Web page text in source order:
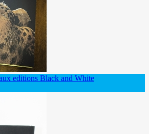
editions Black and White